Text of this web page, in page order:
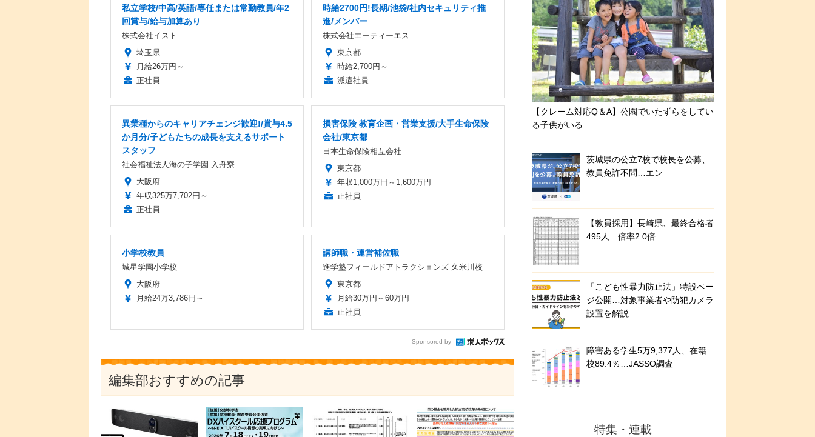
私立学校/中高/英語/専任または常勤教員/年2
回賞与/給与加算あり
株式会社イスト
埼玉県
月給26万円～
正社員
時給2700円!長期/池袋/社内セキュリティ推
進/メンバー
株式会社エーティーエス
東京都
時給2,700円～
派遣社員
異業種からのキャリアチェンジ歓迎!/賞与4.5
か月分/子どもたちの成長を支えるサポート
スタッフ
社会福祉法人海の子学園 入舟寮
大阪府
年収325万7,702円～
正社員
損害保険 教育企画・営業支援/大手生命保険
会社/東京都
日本生命保険相互会社
東京都
年収1,000万円～1,600万円
正社員
小学校教員
城星学園小学校
大阪府
月給24万3,786円～
講師職・運営補佐職
進学塾フィールドアトラクションズ 久米川校
東京都
月給30万円～60万円
正社員
Sponsored by
編集部おすすめの記事
【クレーム対応Q＆A】公園でいたずらをしてい
る子供がいる
茨城県の公立7校で校長を公募、
教員免許不問…エン
【教員採用】長崎県、最終合格者
495人…倍率2.0倍
「こども性暴力防止法」特設ペー
ジ公開…対象事業者や防犯カメラ
設置を解説
障害ある学生5万9,377人、在籍
校89.4％…JASSO調査
特集・連載